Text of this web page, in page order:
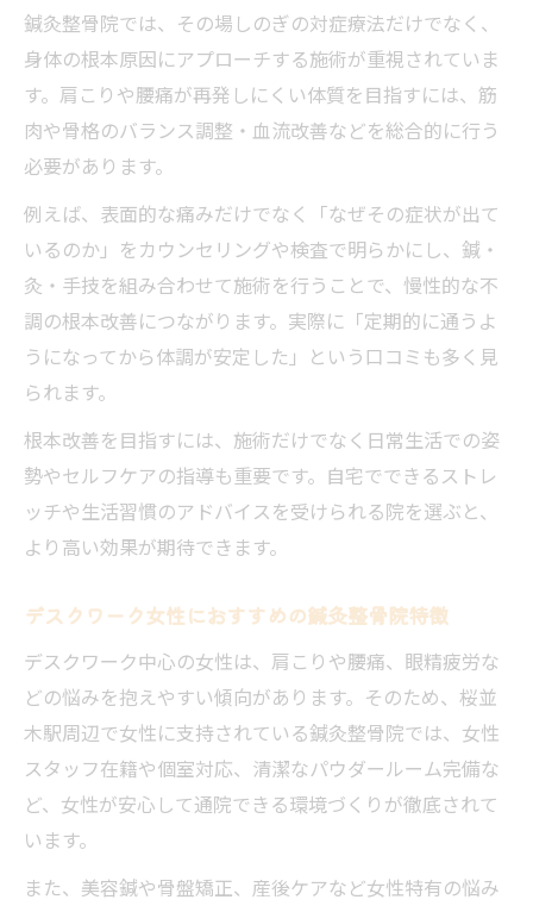
鍼灸整骨院では、その場しのぎの対症療法だけでなく、
身体の根本原因にアプローチする施術が重視されていま
す。肩こりや腰痛が再発しにくい体質を目指すには、筋
肉や骨格のバランス調整・血流改善などを総合的に行う
必要があります。
例えば、表面的な痛みだけでなく「なぜその症状が出て
いるのか」をカウンセリングや検査で明らかにし、鍼・
灸・手技を組み合わせて施術を行うことで、慢性的な不
調の根本改善につながります。実際に「定期的に通うよ
うになってから体調が安定した」という口コミも多く見
られます。
根本改善を目指すには、施術だけでなく日常生活での姿
勢やセルフケアの指導も重要です。自宅でできるストレ
ッチや生活習慣のアドバイスを受けられる院を選ぶと、
より高い効果が期待できます。
デスクワーク女性におすすめの鍼灸整骨院特徴
デスクワーク中心の女性は、肩こりや腰痛、眼精疲労な
どの悩みを抱えやすい傾向があります。そのため、桜並
木駅周辺で女性に支持されている鍼灸整骨院では、女性
スタッフ在籍や個室対応、清潔なパウダールーム完備な
ど、女性が安心して通院できる環境づくりが徹底されて
います。
また、美容鍼や骨盤矯正、産後ケアなど女性特有の悩み